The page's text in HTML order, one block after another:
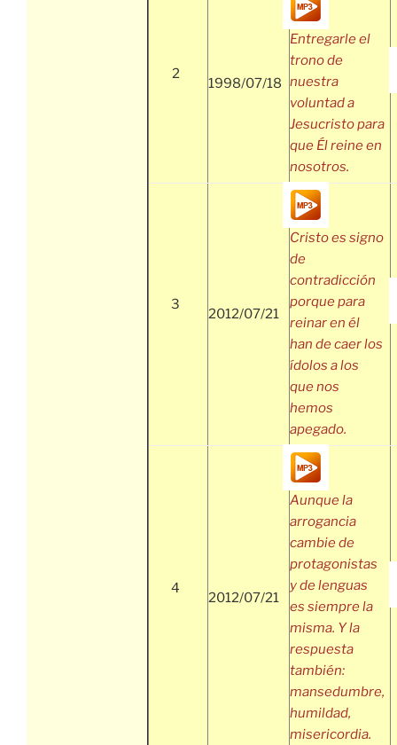
2
1998/07/18
Entregarle el
trono de
nuestra
voluntad a
Jesucristo para
que Él reine en
nosotros.
3
2012/07/21
Cristo es signo
de
contradicción
porque para
reinar en él
han de caer los
ídolos a los
que nos
hemos
apegado.
4
2012/07/21
Aunque la
arrogancia
cambie de
protagonistas
y de lenguas
es siempre la
misma. Y la
respuesta
también:
mansedumbre,
humildad,
misericordia.